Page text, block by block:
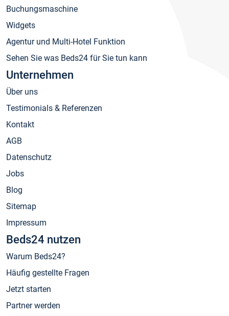
Buchungsmaschine
Widgets
Agentur und Multi-Hotel Funktion
Sehen Sie was Beds24 für Sie tun kann
Unternehmen
Über uns
Testimonials & Referenzen
Kontakt
AGB
Datenschutz
Jobs
Blog
Sitemap
Impressum
Beds24 nutzen
Warum Beds24?
Häufig gestellte Fragen
Jetzt starten
Partner werden